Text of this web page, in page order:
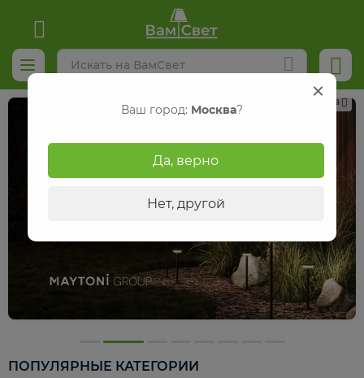
Реклама
ПОПУЛЯРНЫЕ КАТЕГОРИИ
Ваш город: Москва?
Да, верно
Нет, другой